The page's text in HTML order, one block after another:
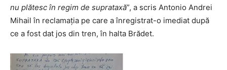
nu plătesc în regim de suprataxă”, a scris Antonio Andrei
Mihail în reclamația pe care a înregistrat-o imediat după
ce a fost dat jos din tren, în halta Brădet.